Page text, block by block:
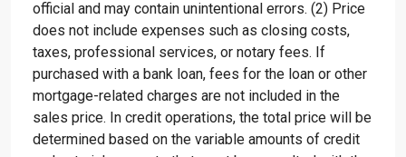
official and may contain unintentional errors. (2) Price
does not include expenses such as closing costs,
taxes, professional services, or notary fees. If
purchased with a bank loan, fees for the loan or other
mortgage-related charges are not included in the
sales price. In credit operations, the total price will be
determined based on the variable amounts of credit